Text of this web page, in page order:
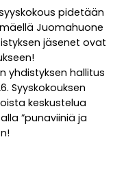
pidetään
Juomahuone
jäsenet ovat
yhdistyksen hallitus
Syyskokouksen
keskustelua
”punaviiniä ja